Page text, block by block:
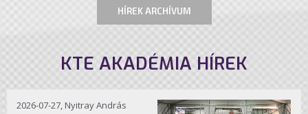
HÍREK ARCHÍVUM
KTE AKADÉMIA HÍREK
2026-07-27, Nyitray András